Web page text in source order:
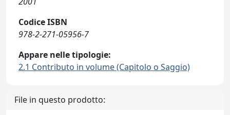
Codice ISBN
978-2-271-05956-7
Appare nelle tipologie:
2.1 Contributo in volume (Capitolo o Saggio)
File in questo prodotto: